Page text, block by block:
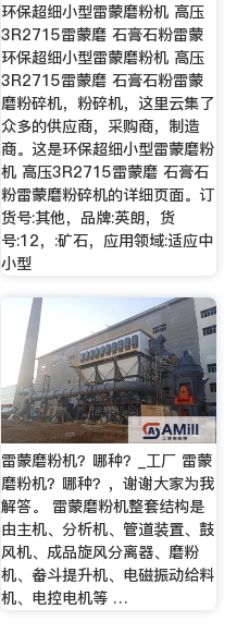
环保超细小型雷蒙磨粉机 高压
3R2715雷蒙磨 石膏石粉雷蒙
环保超细小型雷蒙磨粉机 高压
3R2715雷蒙磨 石膏石粉雷蒙
磨粉碎机，粉碎机，这里云集了
众多的供应商，采购商，制造
商。这是环保超细小型雷蒙磨粉
机 高压3R2715雷蒙磨 石膏石
粉雷蒙磨粉碎机的详细页面。订
货号:其他，品牌:英朗，货
号:12，:矿石，应用领域:适应中
小型
雷蒙磨粉机？哪种？_工厂 雷蒙
磨粉机？哪种？，谢谢大家为我
解答。 雷蒙磨粉机整套结构是
由主机、分析机、管道装置、鼓
风机、成品旋风分离器、磨粉
机、畚斗提升机、电磁振动给料
机、电控电机等 …